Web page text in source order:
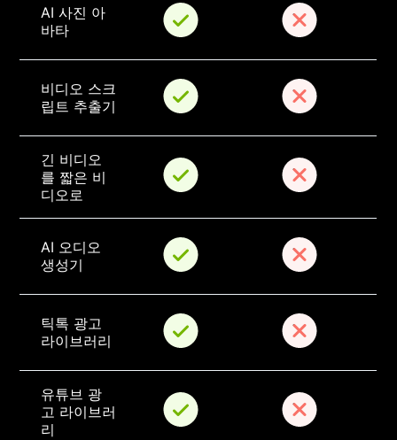
AI 사진 아
바타
비디오 스크
립트 추출기
긴 비디오
를 짧은 비
디오로
AI 오디오
생성기
틱톡 광고
라이브러리
유튜브 광
고 라이브러
리